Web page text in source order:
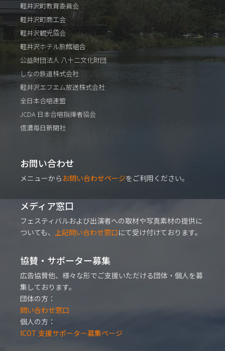
軽井沢町教育委員会
軽井沢町商工会
軽井沢観光協会
軽井沢ホテル旅館組合
公益財団法人 八十二文化財団
しなの鉄道株式会社
軽井沢エフエム放送株式会社
全日本合唱連盟
JCDA 日本合唱指揮者協会
信濃毎日新聞社
お問い合わせ
メニューから お問い合わせページをご利用ください。
メディア窓口
フェスティバルおよび出演者への取材や写真素材の提供に
ついても、 上記問い合わせ窓口にて受け付けております。
協賛・サポーター募集
広告協賛他、様々な形でご支援いただける団体・個人を募
集しております。
団体の方：
問い合わせ窓口
個人の方：
ICOT 支援サポーター募集ページ